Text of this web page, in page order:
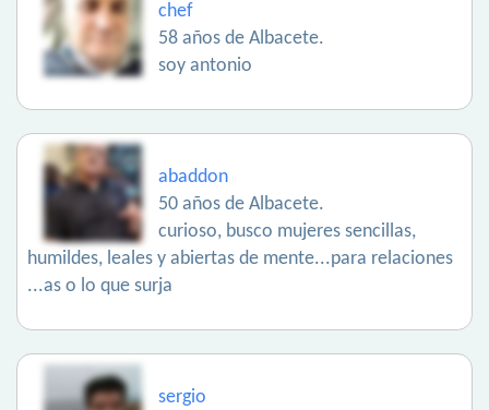
chef
58 años de Albacete.
soy antonio
abaddon
50 años de Albacete.
curioso, busco mujeres sencillas,
humildes, leales y abiertas de mente...para relaciones
...as o lo que surja
sergio